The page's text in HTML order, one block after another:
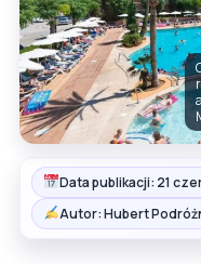
Data publikacji: 21
Autor: Hubert